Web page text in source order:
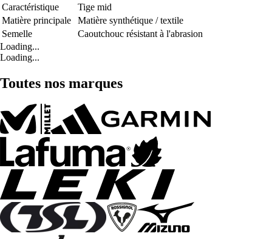
Caractéristique
Tige mid
Matière principale
Matière synthétique / textile
Semelle
Caoutchouc résistant à l'abrasion
Loading...
Loading...
Toutes nos marques